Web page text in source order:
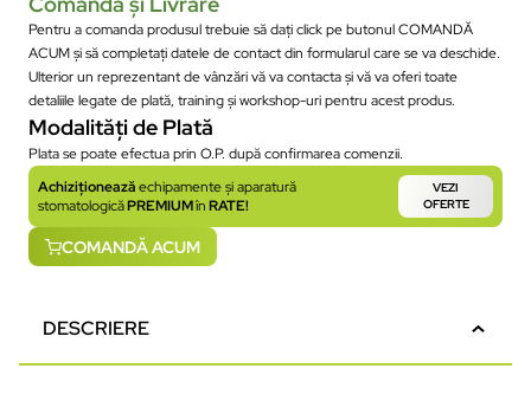
Pentru a comanda produsul trebuie să dați click pe butonul COMANDĂ
ACUM și să completați datele de contact din formularul care se va deschide.
Ulterior un reprezentant de vânzări vă va contacta și vă va oferi toate
detaliile legate de plată, training și workshop-uri pentru acest produs.
Modalități de Plată
Plata se poate efectua prin O.P. după confirmarea comenzii.
Achiziționeazăechipamente și aparatură
stomatologicăPREMIUMînRATE!
VEZI
OFERTE
COMANDĂ ACUM
DESCRIERE